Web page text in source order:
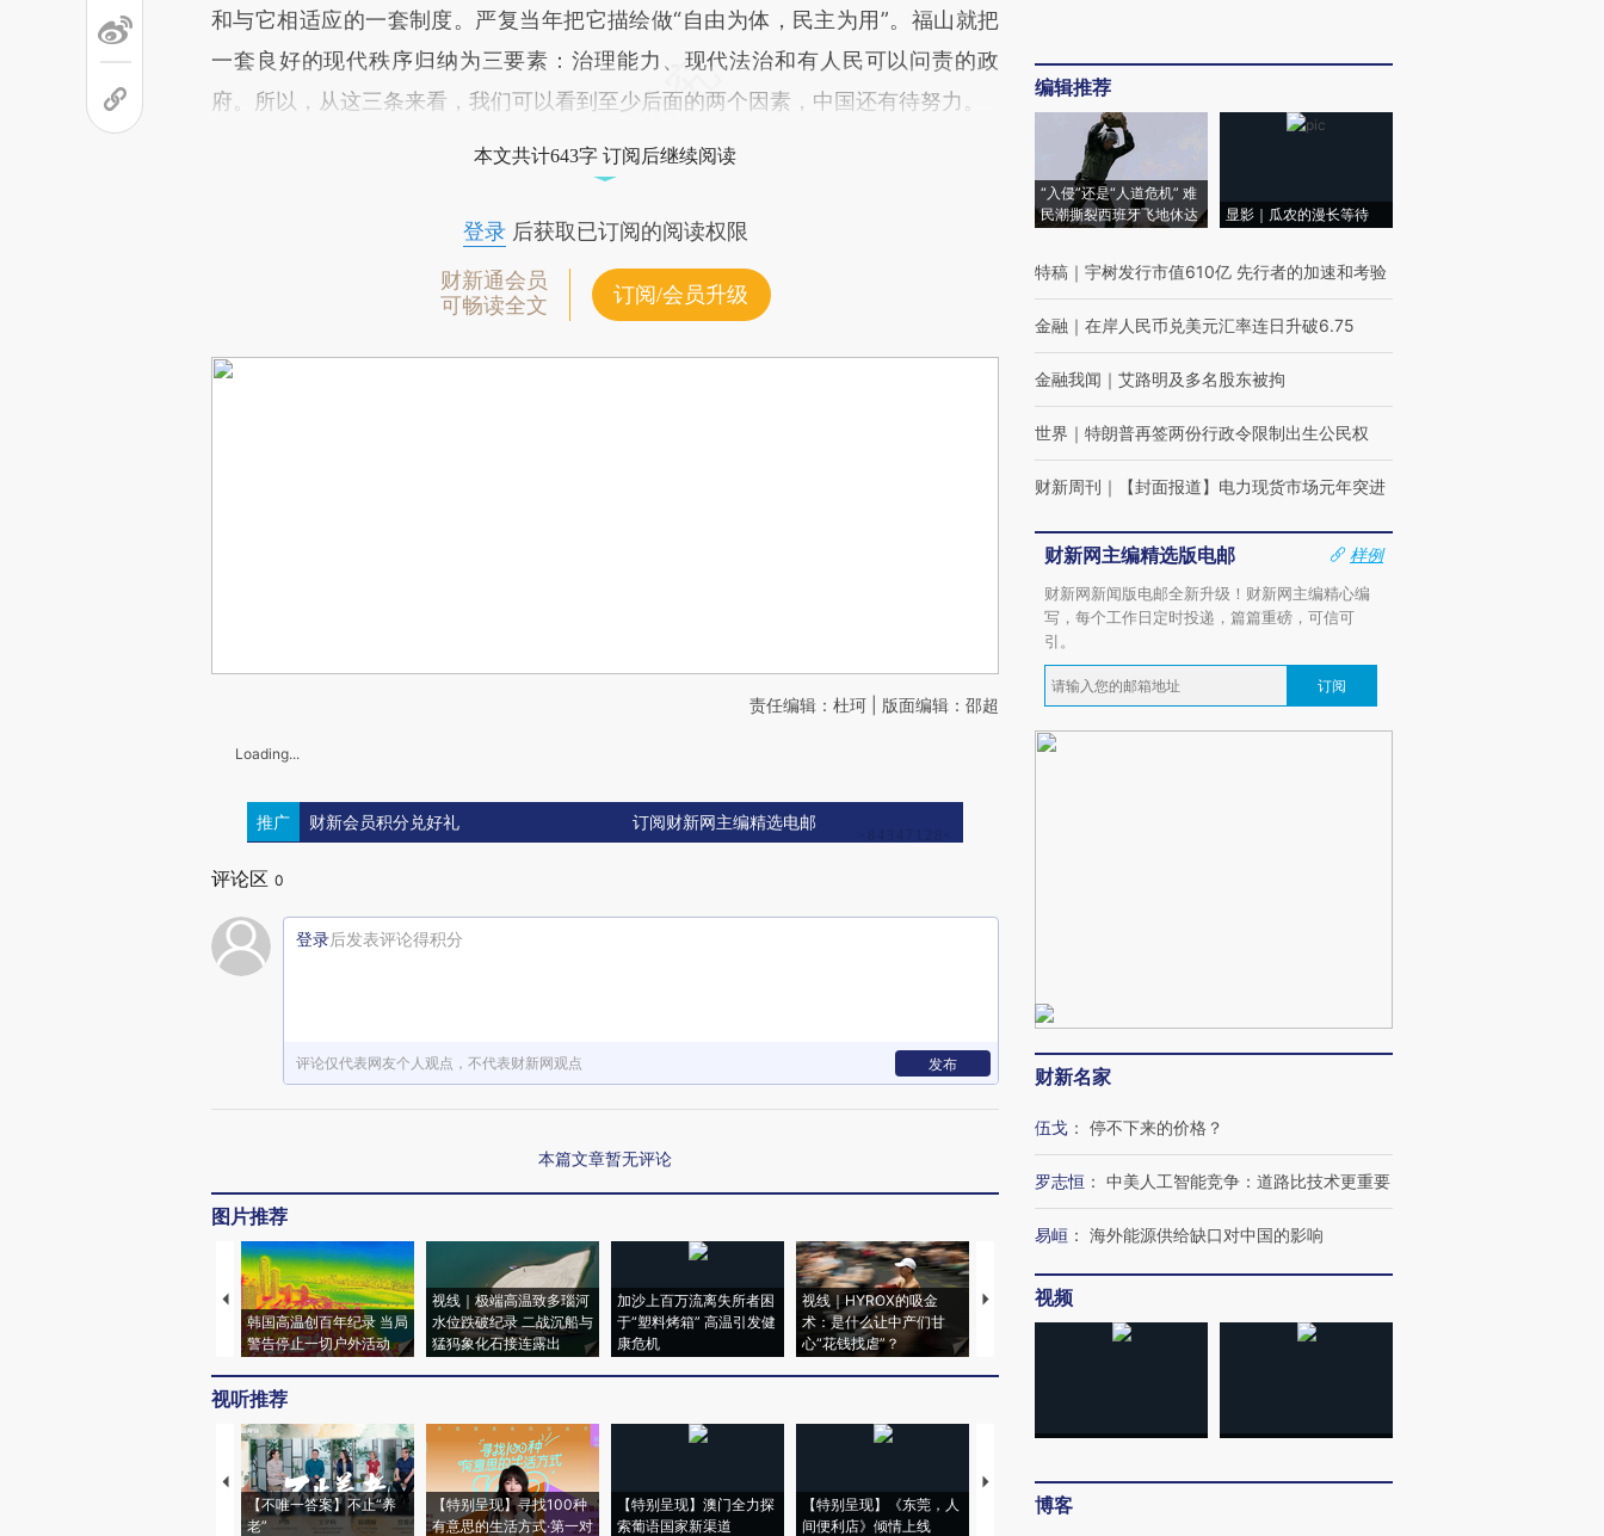
和与它相适应的一套制度。严复当年把它描绘做“自由为体，民主为用”。福山就把
一套良好的现代秩序归纳为三要素：治理能力、现代法治和有人民可以问责的政
府。所以，从这三条来看，我们可以看到至少后面的两个因素，中国还有待努力。
本文共计643字 订阅后继续阅读
登录后获取已订阅的阅读权限
财新通会员
可畅读全文
订阅/会员升级
责任编辑：杜珂 | 版面编辑：邵超
Loading...
推广 财新会员积分兑好礼 订阅财新网主编精选电邮
评论区 0
登录后发表评论得积分
评论仅代表网友个人观点，不代表财新网观点 发布
本篇文章暂无评论
图片推荐
韩国高温创百年纪录 当局
警告停止一切户外活动
视线｜极端高温致多瑙河
水位跌破纪录 二战沉船与
猛犸象化石接连露出
加沙上百万流离失所者困
于“塑料烤箱” 高温引发健
康危机
视线｜HYROX的吸金
术：是什么让中产们甘
心“花钱找虐”？
马航飞行员跨国走私7万
粒摇头丸 尿检体内含3种
度Z世代 用街头抗争将教
机”？难民潮撕裂西班牙
视听推荐
【不唯一答案】不止“养
老”
【特别呈现】寻找100种
有意思的生活方式·第一对
【特别呈现】澳门全力探
索葡语国家新渠道
【特别呈现】《东莞，人
间便利店》倾情上线
【推广】走进第四届链博
会，让数智科技“链”接产
【商旅对话】华住集团
编辑推荐
“入侵”还是“人道危机” 难
民潮撕裂西班牙飞地休达
显影｜瓜农的漫长等待
特稿 ｜ 宇树发行市值610亿 先行者的加速和考验
金融 ｜ 在岸人民币兑美元汇率连日升破6.75
金融我闻 ｜ 艾路明及多名股东被拘
世界 ｜ 特朗普再签两份行政令限制出生公民权
财新周刊 ｜ 【封面报道】电力现货市场元年突进
财新网主编精选版电邮
样例
财新网新闻版电邮全新升级！财新网主编精心编
写，每个工作日定时投递，篇篇重磅，可信可
引。
订阅
财新名家
伍戈 ： 停不下来的价格？
罗志恒 ： 中美人工智能竞争：道路比技术更重要
易峘 ： 海外能源供给缺口对中国的影响
视频
博客